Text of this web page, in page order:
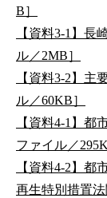
B］
【資料3-1】長
ル／2MB］
【資料3-2】主
ル／60KB］
【資料4-1】都
ファイル／
【資料4-2】都
再生特別措置法